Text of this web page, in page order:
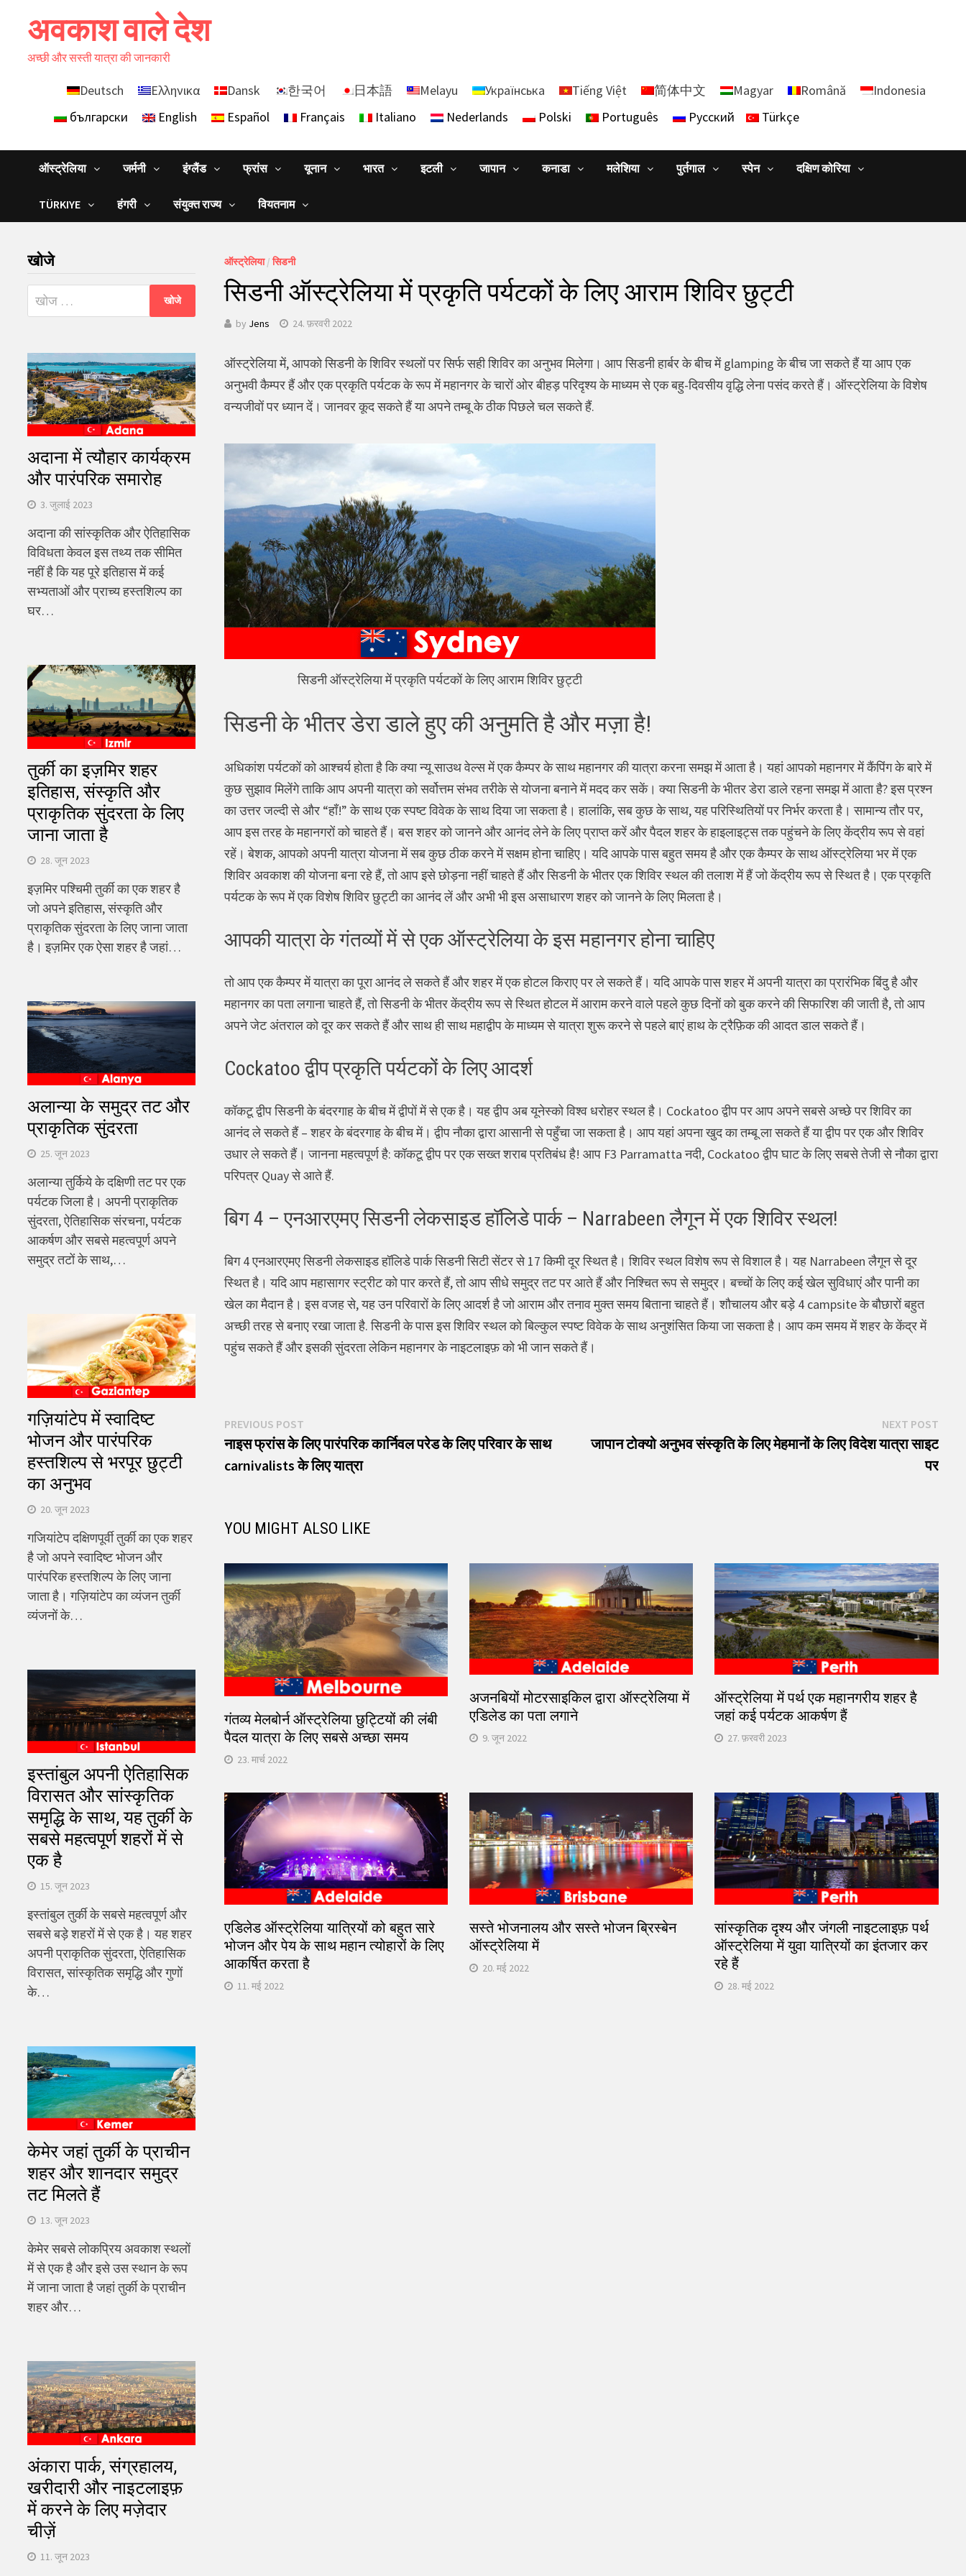
अवकाश वाले देश
अच्छी और सस्ती यात्रा की जानकारी
Deutsch Ελληνικα Dansk 한국어 日本語 Melayu Українська Tiếng Việt 简体中文 Magyar Română
Indonesia
български
English Español Français Italiano Nederlands Polski Português Русский Türkçe
ऑस्ट्रेलिया जर्मनी इंग्लैंड फ्रांस यूनान भारत इटली जापान कनाडा मलेशिया पुर्तगाल स्पेन दक्षिण कोरिया
TÜRKIYE हंगरी संयुक्त राज्य वियतनाम
ऑस्ट्रेलिया/सिडनी
सिडनी ऑस्ट्रेलिया में प्रकृति पर्यटकों के लिए आराम शिविर छुट्टी
by Jens 24. फ़रवरी 2022
ऑस्ट्रेलिया में, आपको सिडनी के शिविर स्थलों पर सिर्फ सही शिविर का अनुभव मिलेगा। आप सिडनी हार्बर के बीच में glamping के बीच जा सकते हैं या आप एक
अनुभवी कैम्पर हैं और एक प्रकृति पर्यटक के रूप में महानगर के चारों ओर बीहड़ परिदृश्य के माध्यम से एक बहु-दिवसीय वृद्धि लेना पसंद करते हैं। ऑस्ट्रेलिया के विशेष
वन्यजीवों पर ध्यान दें। जानवर कूद सकते हैं या अपने तम्बू के ठीक पिछले चल सकते हैं.
सिडनी ऑस्ट्रेलिया में प्रकृति पर्यटकों के लिए आराम शिविर छुट्टी
सिडनी के भीतर डेरा डाले हुए की अनुमति है और मज़ा है!
अधिकांश पर्यटकों को आश्चर्य होता है कि क्या न्यू साउथ वेल्स में एक कैम्पर के साथ महानगर की यात्रा करना समझ में आता है। यहां आपको महानगर में कैंपिंग के बारे में
कुछ सुझाव मिलेंगे ताकि आप अपनी यात्रा को सर्वोत्तम संभव तरीके से योजना बनाने में मदद कर सकें। क्या सिडनी के भीतर डेरा डाले रहना समझ में आता है? इस प्रश्न
का उत्तर जल्दी से और “हाँ!” के साथ एक स्पष्ट विवेक के साथ दिया जा सकता है। हालांकि, सब कुछ के साथ, यह परिस्थितियों पर निर्भर करता है। सामान्य तौर पर,
आप इस तरह के महानगरों को चाहते हैं। बस शहर को जानने और आनंद लेने के लिए प्राप्त करें और पैदल शहर के हाइलाइट्स तक पहुंचने के लिए केंद्रीय रूप से वहां
रहें। बेशक, आपको अपनी यात्रा योजना में सब कुछ ठीक करने में सक्षम होना चाहिए। यदि आपके पास बहुत समय है और एक कैम्पर के साथ ऑस्ट्रेलिया भर में एक
शिविर अवकाश की योजना बना रहे हैं, तो आप इसे छोड़ना नहीं चाहते हैं और सिडनी के भीतर एक शिविर स्थल की तलाश में हैं जो केंद्रीय रूप से स्थित है। एक प्रकृति
पर्यटक के रूप में एक विशेष शिविर छुट्टी का आनंद लें और अभी भी इस असाधारण शहर को जानने के लिए मिलता है।
आपकी यात्रा के गंतव्यों में से एक ऑस्ट्रेलिया के इस महानगर होना चाहिए
तो आप एक कैम्पर में यात्रा का पूरा आनंद ले सकते हैं और शहर में एक होटल किराए पर ले सकते हैं। यदि आपके पास शहर में अपनी यात्रा का प्रारंभिक बिंदु है और
महानगर का पता लगाना चाहते हैं, तो सिडनी के भीतर केंद्रीय रूप से स्थित होटल में आराम करने वाले पहले कुछ दिनों को बुक करने की सिफारिश की जाती है, तो आप
अपने जेट अंतराल को दूर कर सकते हैं और साथ ही साथ महाद्वीप के माध्यम से यात्रा शुरू करने से पहले बाएं हाथ के ट्रैफ़िक की आदत डाल सकते हैं।
Cockatoo द्वीप प्रकृति पर्यटकों के लिए आदर्श
कॉकटू द्वीप सिडनी के बंदरगाह के बीच में द्वीपों में से एक है। यह द्वीप अब यूनेस्को विश्व धरोहर स्थल है। Cockatoo द्वीप पर आप अपने सबसे अच्छे पर शिविर का
आनंद ले सकते हैं – शहर के बंदरगाह के बीच में। द्वीप नौका द्वारा आसानी से पहुँचा जा सकता है। आप यहां अपना खुद का तम्बू ला सकते हैं या द्वीप पर एक और शिविर
उधार ले सकते हैं। जानना महत्वपूर्ण है: कॉकटू द्वीप पर एक सख्त शराब प्रतिबंध है! आप F3 Parramatta नदी, Cockatoo द्वीप घाट के लिए सबसे तेजी से नौका द्वारा
परिपत्र Quay से आते हैं.
बिग 4 – एनआरएमए सिडनी लेकसाइड हॉलिडे पार्क – Narrabeen लैगून में एक शिविर स्थल!
बिग 4 एनआरएमए सिडनी लेकसाइड हॉलिडे पार्क सिडनी सिटी सेंटर से 17 किमी दूर स्थित है। शिविर स्थल विशेष रूप से विशाल है। यह Narrabeen लैगून से दूर
स्थित है। यदि आप महासागर स्ट्रीट को पार करते हैं, तो आप सीधे समुद्र तट पर आते हैं और निश्चित रूप से समुद्र। बच्चों के लिए कई खेल सुविधाएं और पानी का
खेल का मैदान है। इस वजह से, यह उन परिवारों के लिए आदर्श है जो आराम और तनाव मुक्त समय बिताना चाहते हैं। शौचालय और बड़े 4 campsite के बौछारों बहुत
अच्छी तरह से बनाए रखा जाता है. सिडनी के पास इस शिविर स्थल को बिल्कुल स्पष्ट विवेक के साथ अनुशंसित किया जा सकता है। आप कम समय में शहर के केंद्र में
पहुंच सकते हैं और इसकी सुंदरता लेकिन महानगर के नाइटलाइफ़ को भी जान सकते हैं।
पोस्ट
नेविगेशन
PREVIOUS POSTPrevious
post:
नाइस फ्रांस के लिए पारंपरिक कार्निवल परेड के लिए परिवार के साथ
carnivalists के लिए यात्रा
NEXT POSTNext
post:
जापान टोक्यो अनुभव संस्कृति के लिए मेहमानों के लिए विदेश यात्रा साइट
पर
YOU MIGHT ALSO LIKE
गंतव्य मेलबोर्न ऑस्ट्रेलिया छुट्टियों की लंबी
पैदल यात्रा के लिए सबसे अच्छा समय
23. मार्च 2022
अजनबियों मोटरसाइकिल द्वारा ऑस्ट्रेलिया में
एडिलेड का पता लगाने
9. जून 2022
ऑस्ट्रेलिया में पर्थ एक महानगरीय शहर है
जहां कई पर्यटक आकर्षण हैं
27. फ़रवरी 2023
एडिलेड ऑस्ट्रेलिया यात्रियों को बहुत सारे
भोजन और पेय के साथ महान त्योहारों के लिए
आकर्षित करता है
11. मई 2022
सस्ते भोजनालय और सस्ते भोजन ब्रिस्बेन
ऑस्ट्रेलिया में
20. मई 2022
सांस्कृतिक दृश्य और जंगली नाइटलाइफ़ पर्थ
ऑस्ट्रेलिया में युवा यात्रियों का इंतजार कर
रहे हैं
28. मई 2022
खोजे
निम्न
को
अदाना में त्यौहार कार्यक्रम
और पारंपरिक समारोह
3. जुलाई 2023
अदाना की सांस्कृतिक और ऐतिहासिक
विविधता केवल इस तथ्य तक सीमित
नहीं है कि यह पूरे इतिहास में कई
सभ्यताओं और प्राच्य हस्तशिल्प का
घर…
तुर्की का इज़मिर शहर
इतिहास, संस्कृति और
प्राकृतिक सुंदरता के लिए
जाना जाता है
28. जून 2023
इज़मिर पश्चिमी तुर्की का एक शहर है
जो अपने इतिहास, संस्कृति और
प्राकृतिक सुंदरता के लिए जाना जाता
है। इज़मिर एक ऐसा शहर है जहां…
अलान्या के समुद्र तट और
प्राकृतिक सुंदरता
25. जून 2023
अलान्या तुर्किये के दक्षिणी तट पर एक
पर्यटक जिला है। अपनी प्राकृतिक
सुंदरता, ऐतिहासिक संरचना, पर्यटक
आकर्षण और सबसे महत्वपूर्ण अपने
समुद्र तटों के साथ,…
गज़ियांटेप में स्वादिष्ट
भोजन और पारंपरिक
हस्तशिल्प से भरपूर छुट्टी
का अनुभव
20. जून 2023
गजियांटेप दक्षिणपूर्वी तुर्की का एक शहर
है जो अपने स्वादिष्ट भोजन और
पारंपरिक हस्तशिल्प के लिए जाना
जाता है। गज़ियांटेप का व्यंजन तुर्की
व्यंजनों के…
इस्तांबुल अपनी ऐतिहासिक
विरासत और सांस्कृतिक
समृद्धि के साथ, यह तुर्की के
सबसे महत्वपूर्ण शहरों में से
एक है
15. जून 2023
इस्तांबुल तुर्की के सबसे महत्वपूर्ण और
सबसे बड़े शहरों में से एक है। यह शहर
अपनी प्राकृतिक सुंदरता, ऐतिहासिक
विरासत, सांस्कृतिक समृद्धि और गुणों
के…
केमेर जहां तुर्की के प्राचीन
शहर और शानदार समुद्र
तट मिलते हैं
13. जून 2023
केमेर सबसे लोकप्रिय अवकाश स्थलों
में से एक है और इसे उस स्थान के रूप
में जाना जाता है जहां तुर्की के प्राचीन
शहर और…
अंकारा पार्क, संग्रहालय,
खरीदारी और नाइटलाइफ़
में करने के लिए मज़ेदार
चीज़ें
11. जून 2023